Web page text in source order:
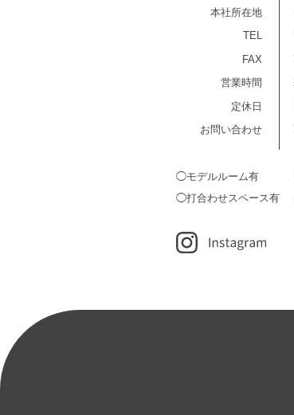
本社所在地
TEL
FAX
営業時間
定休日
お問い合わせ
◯モデルルーム有
◯打合わせスペース有